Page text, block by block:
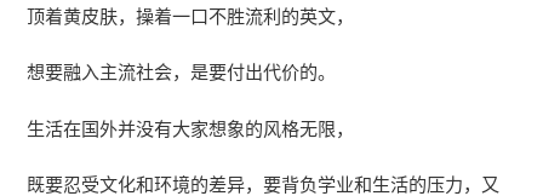
顶着黄皮肤，操着一口不胜流利的英文，
想要融入主流社会，是要付出代价的。
生活在国外并没有大家想象的风格无限，
既要忍受文化和环境的差异，要背负学业和生活的压力，又